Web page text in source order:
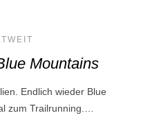
Mountains
Endlich wieder Blue
zum Trailrunning.…